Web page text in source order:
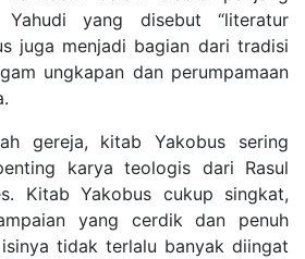
yang disebut “literatur
juga menjadi bagian dari tradisi
ungkapan dan perumpamaan
gereja, kitab Yakobus sering
karya teologis dari Rasul
Kitab Yakobus cukup singkat,
yang cerdik dan penuh
tidak terlalu banyak diingat